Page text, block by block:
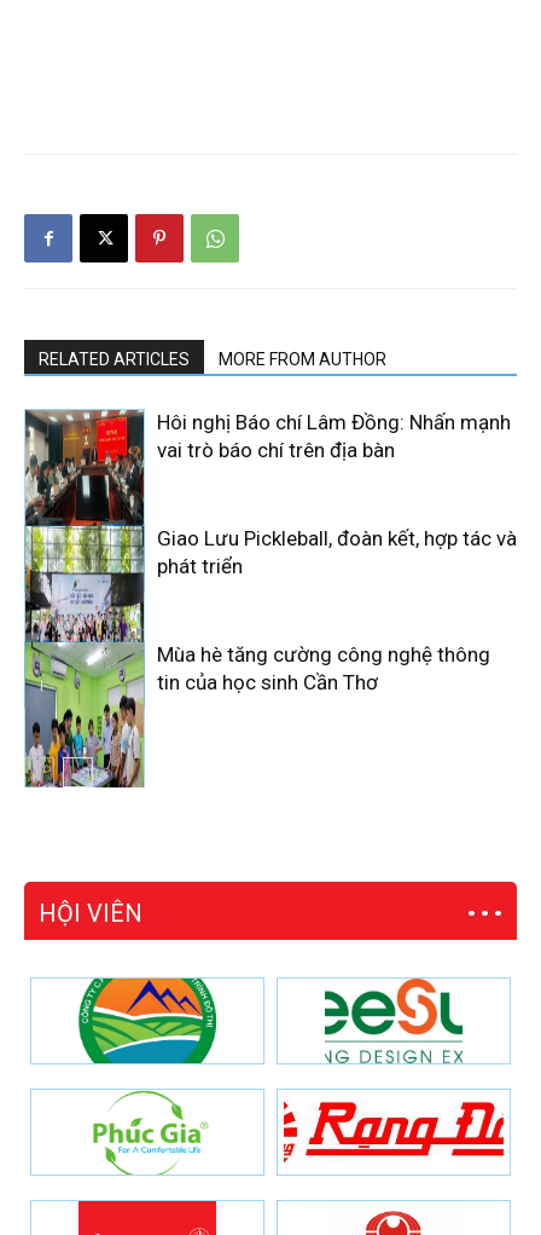
RELATED ARTICLES MORE FROM AUTHOR
Hôi nghị Báo chí Lâm Đồng: Nhấn mạnh
vai trò báo chí trên địa bàn
Giao Lưu Pickleball, đoàn kết, hợp tác và
phát triển
Mùa hè tăng cường công nghệ thông
tin của học sinh Cần Thơ
HỘI VIÊN